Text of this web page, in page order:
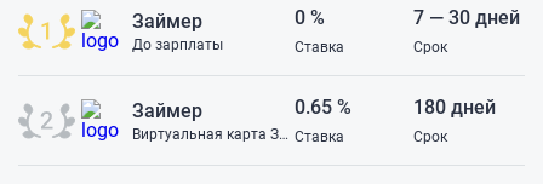
Займер
До зарплаты
0 %
Ставка
7 — 30 дней
Срок
Займер
Виртуальная карта Займер
0.65 %
Ставка
180 дней
Срок